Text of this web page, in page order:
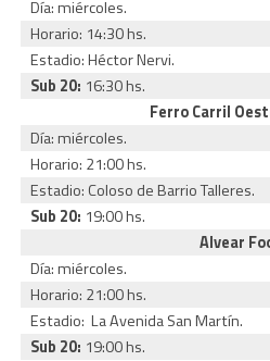
Día: miércoles.
Horario: 14:30 hs.
Estadio: Héctor Nervi.
Sub 20: 16:30 hs.
Ferro Carril
Día: miércoles.
Horario: 21:00 hs.
Estadio: Coloso de Barrio Talleres.
Sub 20: 19:00 hs.
Alvear
Día: miércoles.
Horario: 21:00 hs.
Estadio: La Avenida San Martín.
Sub 20: 19:00 hs.